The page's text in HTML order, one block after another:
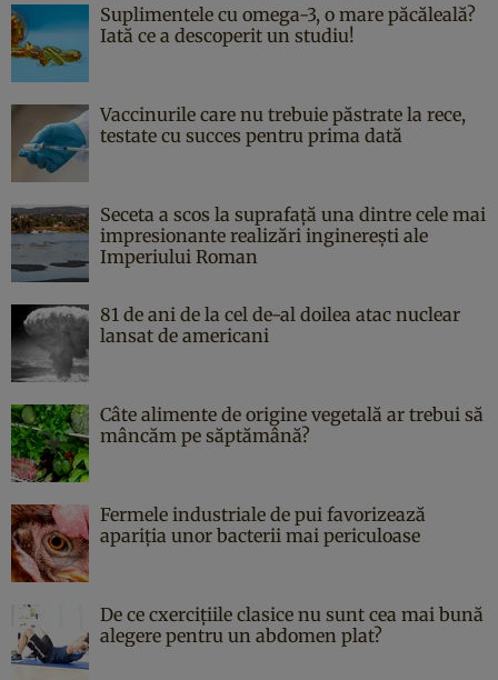
Suplimentele cu omega-3, o mare păcăleală?
Iată ce a descoperit un studiu!
Vaccinurile care nu trebuie păstrate la rece,
testate cu succes pentru prima dată
Seceta a scos la suprafață una dintre cele mai
impresionante realizări inginerești ale
Imperiului Roman
81 de ani de la cel de-al doilea atac nuclear
lansat de americani
Câte alimente de origine vegetală ar trebui să
mâncăm pe săptămână?
Fermele industriale de pui favorizează
apariția unor bacterii mai periculoase
De ce cxercițiile clasice nu sunt cea mai bună
alegere pentru un abdomen plat?